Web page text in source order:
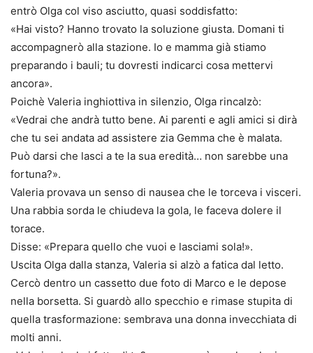
entrò Olga col viso asciutto, quasi soddisfatto:
«Hai visto? Hanno trovato la soluzione giusta. Domani ti
accompagnerò alla stazione. Io e mamma già stiamo
preparando i bauli; tu dovresti indicarci cosa mettervi
ancora».
Poichè Valeria inghiottiva in silenzio, Olga rincalzò:
«Vedrai che andrà tutto bene. Ai parenti e agli amici si dirà
che tu sei andata ad assistere zia Gemma che è malata.
Può darsi che lasci a te la sua eredità… non sarebbe una
fortuna?».
Valeria provava un senso di nausea che le torceva i visceri.
Una rabbia sorda le chiudeva la gola, le faceva dolere il
torace.
Disse: «Prepara quello che vuoi e lasciami sola!».
Uscita Olga dalla stanza, Valeria si alzò a fatica dal letto.
Cercò dentro un cassetto due foto di Marco e le depose
nella borsetta. Si guardò allo specchio e rimase stupita di
quella trasformazione: sembrava una donna invecchiata di
molti anni.